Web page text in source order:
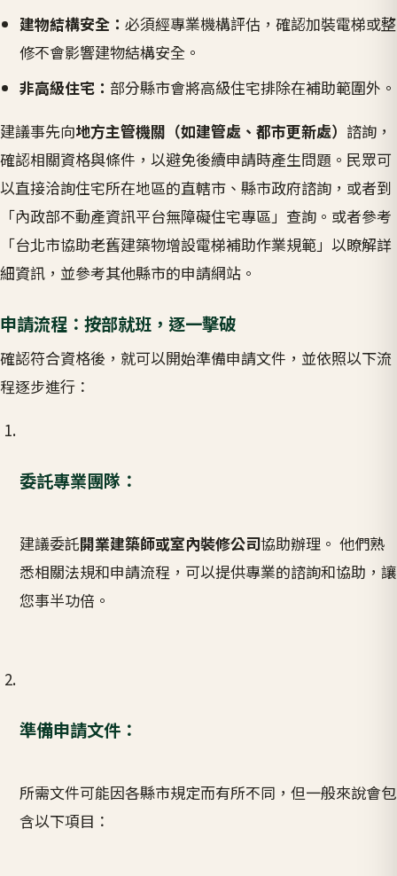
建物結構安全：必須經專業機構評估，確認加裝電梯或整
修不會影響建物結構安全。
非高級住宅： 部分縣市會將高級住宅排除在補助範圍外。
建議事先向地方主管機關（如建管處、都市更新處） 諮詢，
確認相關資格與條件，以避免後續申請時產生問題。民眾可
以直接洽詢住宅所在地區的直轄市、縣市政府諮詢，或者到
「內政部不動產資訊平台無障礙住宅專區」查詢。或者參考
「台北市協助老舊建築物增設電梯補助作業規範」以瞭解詳
細資訊，並參考其他縣市的申請網站。
申請流程：按部就班，逐一擊破
確認符合資格後，就可以開始準備申請文件，並依照以下流
程逐步進行：
委託專業團隊：
建議委託開業建築師或室內裝修公司協助辦理。 他們熟
悉相關法規和申請流程，可以提供專業的諮詢和協助，讓
您事半功倍。
準備申請文件：
所需文件可能因各縣市規定而有所不同，但一般來說會包
含以下項目：